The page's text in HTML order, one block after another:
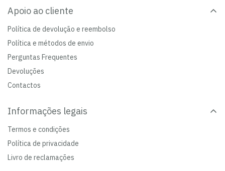
Apoio ao cliente
Política de devolução e reembolso
Política e métodos de envio
Perguntas Frequentes
Devoluções
Contactos
Informações legais
Termos e condições
Política de privacidade
Livro de reclamações